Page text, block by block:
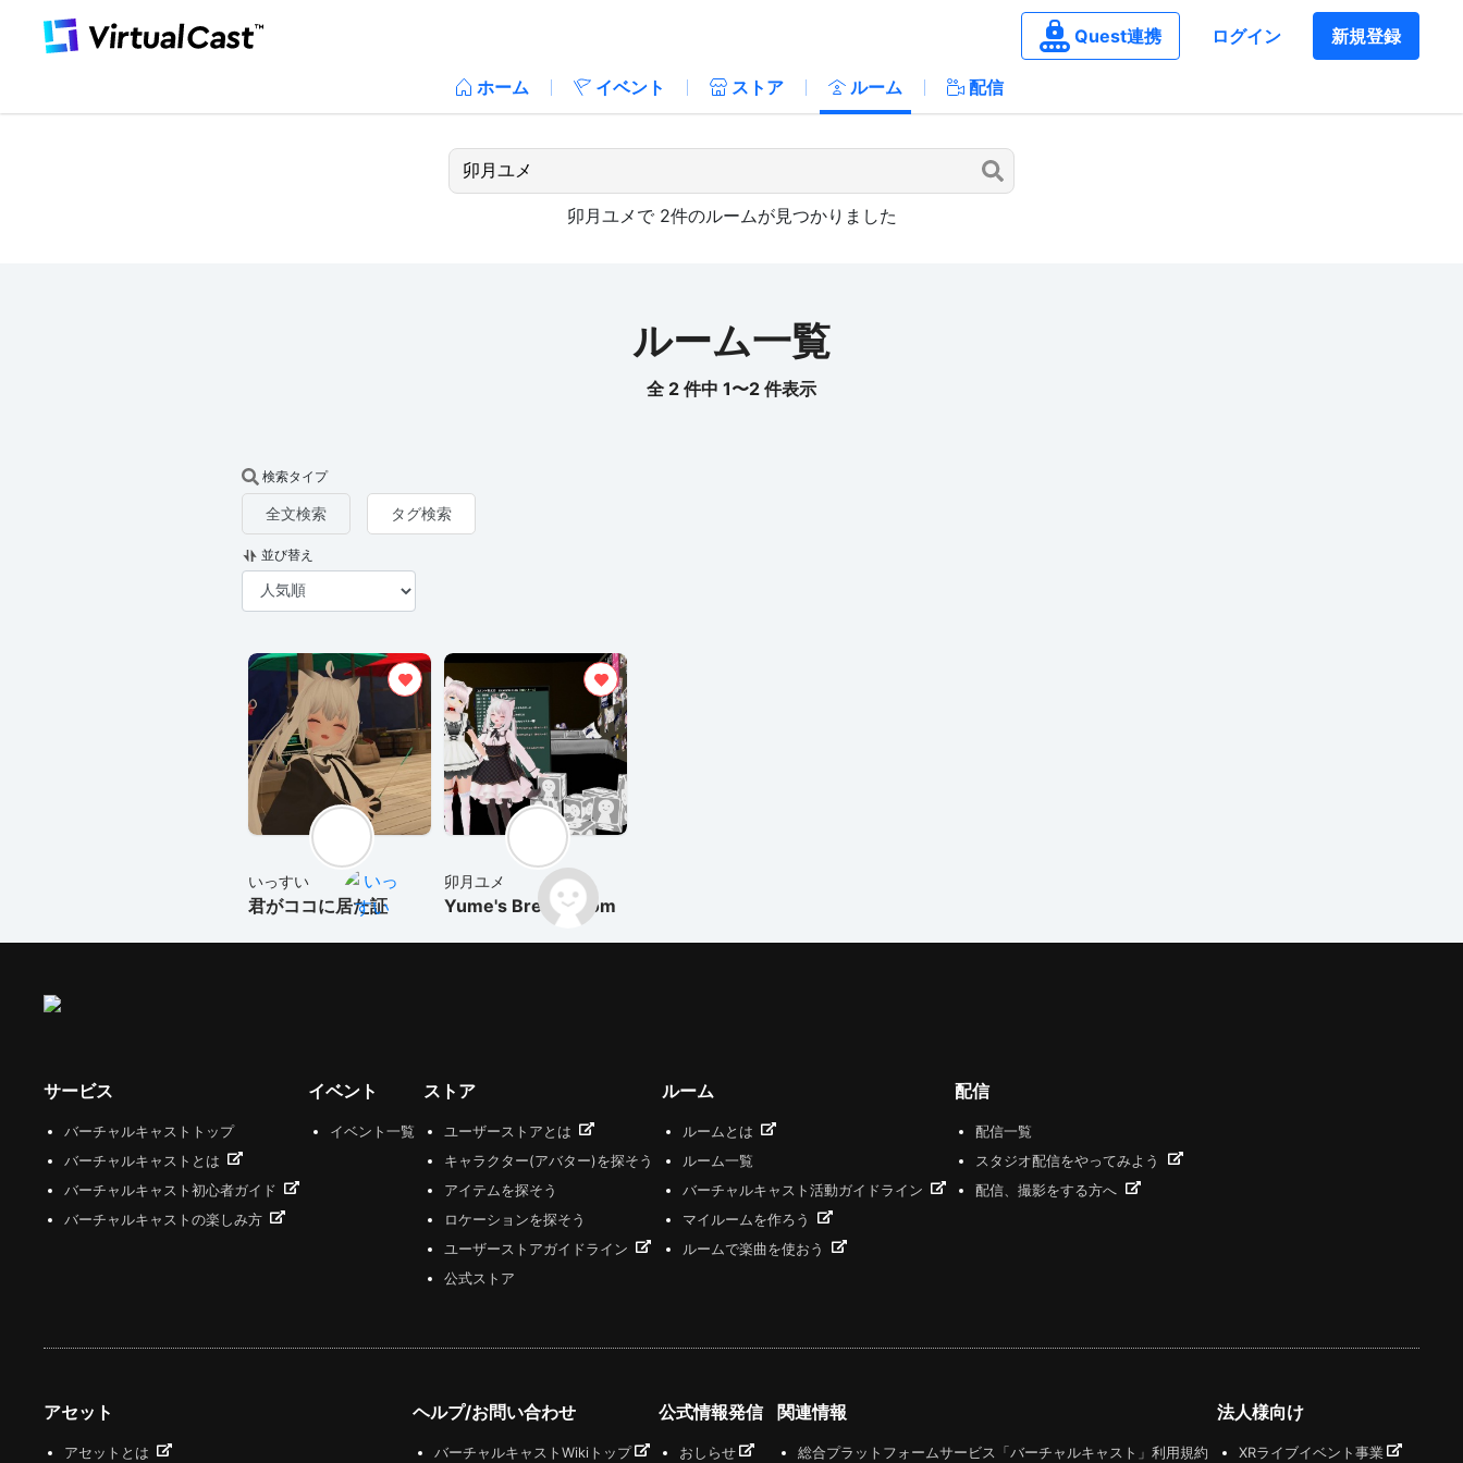
Quest連携 ログイン 新規登録
ホーム イベント ストア ルーム 配信
卯月ユメ で 2件のルームが見つかりました
ルーム一覧
全 2 件中 1〜2 件表示
検索タイプ
全文検索 タグ検索
並び替え
いっすい
君がココに居た証
卯月ユメ
Yume's Break Room
サービス
バーチャルキャストトップ
バーチャルキャストとは
バーチャルキャスト初心者ガイド
バーチャルキャストの楽しみ方
イベント
イベント一覧
ストア
ユーザーストアとは
キャラクター(アバター)を探そう
アイテムを探そう
ロケーションを探そう
ユーザーストアガイドライン
公式ストア
ルーム
ルームとは
ルーム一覧
バーチャルキャスト活動ガイドライン
マイルームを作ろう
ルームで楽曲を使おう
配信
配信一覧
スタジオ配信をやってみよう
配信、撮影をする方へ
アセット
アセットとは
ヘルプ/お問い合わせ
バーチャルキャストWikiトップ
公式情報発信
おしらせ
関連情報
総合プラットフォームサービス「バーチャルキャスト」利用規約
法人様向け
XRライブイベント事業